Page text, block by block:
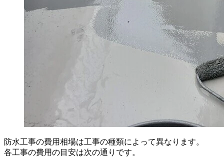
防水工事の費用相場は工事の種類によって異なります。
各工事の費用の目安は次の通りです。